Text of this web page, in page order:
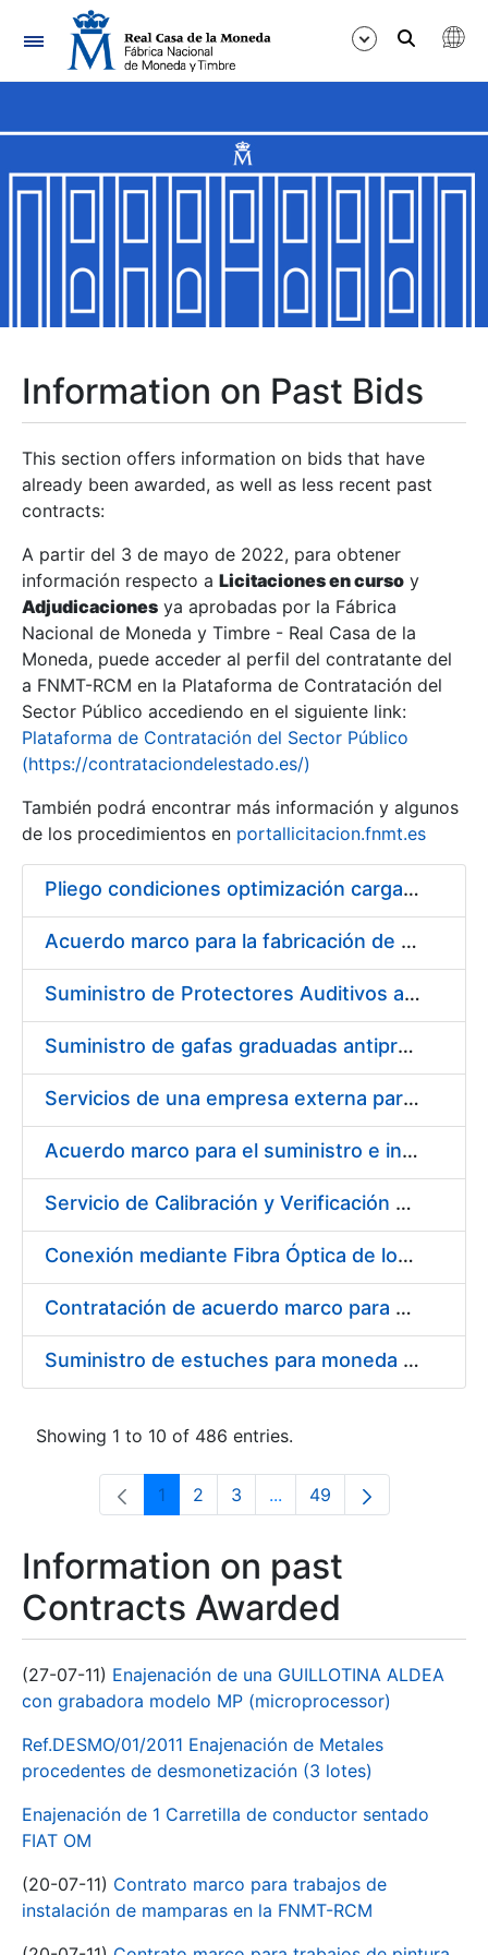
Navigation
Show/Hide
Show/Hide
Show/Hide
Show/Hide
Show/Hide
Show/Hide
Information on Past Bids
This section offers information on bids that have
already been awarded, as well as less recent past
contracts:
A partir del 3 de mayo de 2022, para obtener
información respecto a Licitaciones en curso y
Adjudicaciones ya aprobadas por la Fábrica
Nacional de Moneda y Timbre - Real Casa de la
Moneda, puede acceder al perfil del contratante del
a FNMT-RCM en la Plataforma de Contratación del
Sector Público accediendo en el siguiente link:
Plataforma de Contratación del Sector Público
(https://contrataciondelestado.es/)
También podrá encontrar más información y algunos
de los procedimientos en portallicitacion.fnmt.es
Pliego condiciones optimización cargas compras firmado
Acuerdo marco para la fabricación de piezas
Suministro de Protectores Auditivos a medida para las personas trabajadoras de los Centros de Trabajo de Madrid y Burgos
Suministro de gafas graduadas antiproyecciones para los trabajadores de la FNMT-RCM en los centros de trabajo de Madrid y Burgos
Servicios de una empresa externa para el asesoramiento y resolución de los recursos de alzada que se presentan relacionados con procesos de selección para la FNMT-RCM
Acuerdo marco para el suministro e instalación de persianas, estores y otros complementos
Servicio de Calibración y Verificación Externa de los Equipos de Medición del Servicio de Prevención de la FNMT-RCM
Conexión mediante Fibra Óptica de los Centros de Proceso de Datos (CPDs) de las sedes de la FNMT-RCM de Burgos y Madrid
Contratación de acuerdo marco para el Suministro de Material de Electricidad para la Fábrica Nacional de Moneda y Timbre-Real Casa de la Moneda en su centro de trabajo de Burgos
Suministro de estuches para moneda de 30 €
Showing 1 to 10 of 486 entries.
Page
1 Page
2 Page
3 ...Intermediate Pages Use
Page
49
Information on past
Contracts Awarded
(27-07-11) Enajenación de una GUILLOTINA ALDEA
con grabadora modelo MP (microprocessor)
Ref.DESMO/01/2011 Enajenación de Metales
procedentes de desmonetización (3 lotes)
Enajenación de 1 Carretilla de conductor sentado
FIAT OM
(20-07-11) Contrato marco para trabajos de
instalación de mamparas en la FNMT-RCM